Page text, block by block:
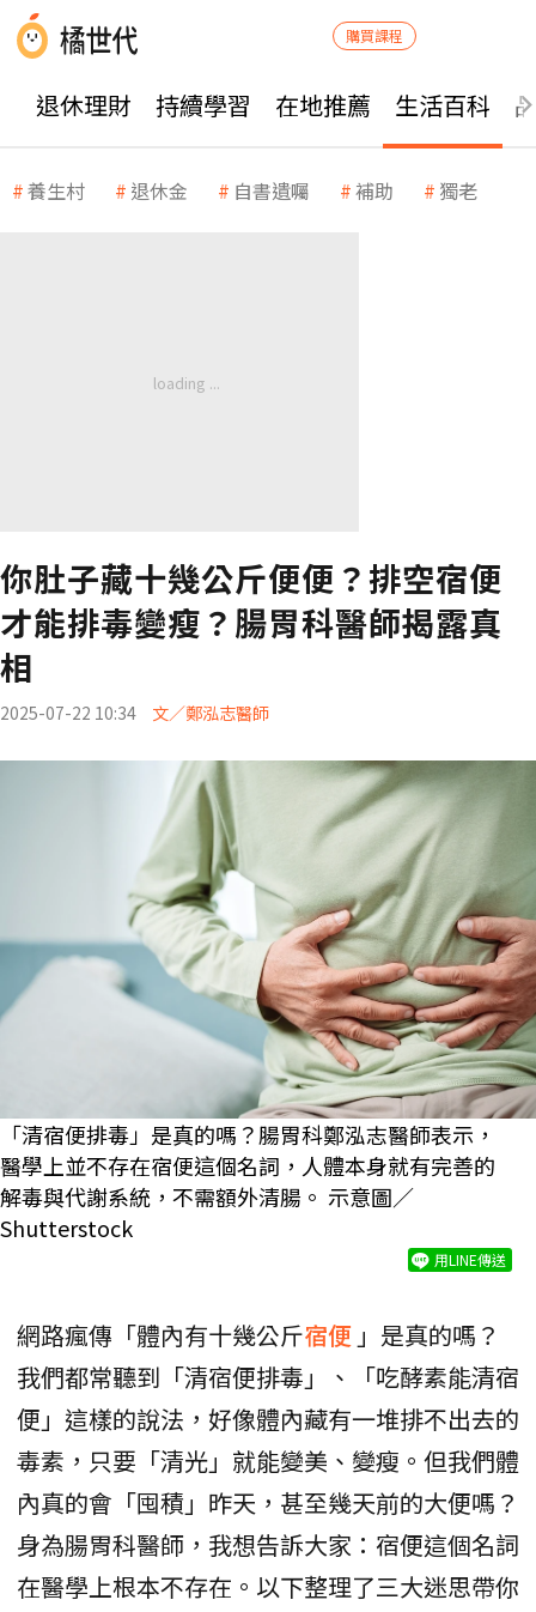
購買課程
退休理財 持續學習 在地推薦 生活百科
養生村 退休金 自書遺囑 補助 獨老
你肚子藏十幾公斤便便？排空宿便
才能排毒變瘦？腸胃科醫師揭露真
相
2025-07-22 10:34 文／鄭泓志醫師
「清宿便排毒」是真的嗎？腸胃科鄭泓志醫師表示，
醫學上並不存在宿便這個名詞，人體本身就有完善的
解毒與代謝系統，不需額外清腸。 示意圖／
Shutterstock
用LINE傳送
網路瘋傳「體內有十幾公斤宿便 」是真的嗎？
我們都常聽到「清宿便排毒」、「吃酵素能清宿
便」這樣的說法，好像體內藏有一堆排不出去的
毒素，只要「清光」就能變美、變瘦。但我們體
內真的會「囤積」昨天，甚至幾天前的大便嗎？
身為腸胃科醫師，我想告訴大家：宿便這個名詞
在醫學上根本不存在。以下整理了三大迷思帶你